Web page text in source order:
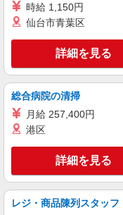
キープ
株式会社kotrio /●NG-H-
今池
通費
名
キープ
時給 1,150円
仙台市青葉区
詳細を見る
総合病院の清掃
月給 257,400円
港区
詳細を見る
レジ・商品陳列スタッフ